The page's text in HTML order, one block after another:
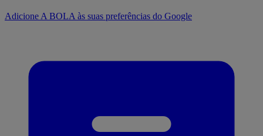
Adicione A BOLA às suas preferências do Google